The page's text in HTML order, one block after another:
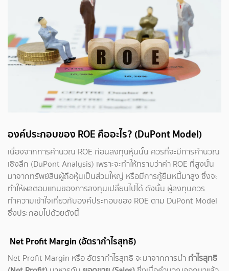
องค์ประกอบของ ROE คืออะไร? (DuPont Model)
เนื่องจากการคำนวณ ROE ก่อนลงทุนหุ้นนั้น ควรที่จะมีการคำนวณ
เชิงลึก (DuPont Analysis) เพราะจะทำให้ทราบว่าค่า ROE ที่สูงนั้น
มาจากทรัพย์สินผู้ถือหุ้นเป็นส่วนใหญ่ หรือมีการกู้ยืมหนี้มาสูง ซึ่งจะ
ทำให้ผลตอบแทนของการลงทุนเปลี่ยนไปได้ ดังนั้น ผู้ลงทุนควร
ทำความเข้าใจเกี่ยวกับองค์ประกอบของ ROE ตาม DuPont Model
ซึ่งประกอบไปด้วยดังนี้
Net Profit Margin (อัตรากำไรสุทธิ)
Net Profit Margin หรือ อัตรากำไรสุทธิ จะมาจากการนำ กำไรสุทธิ